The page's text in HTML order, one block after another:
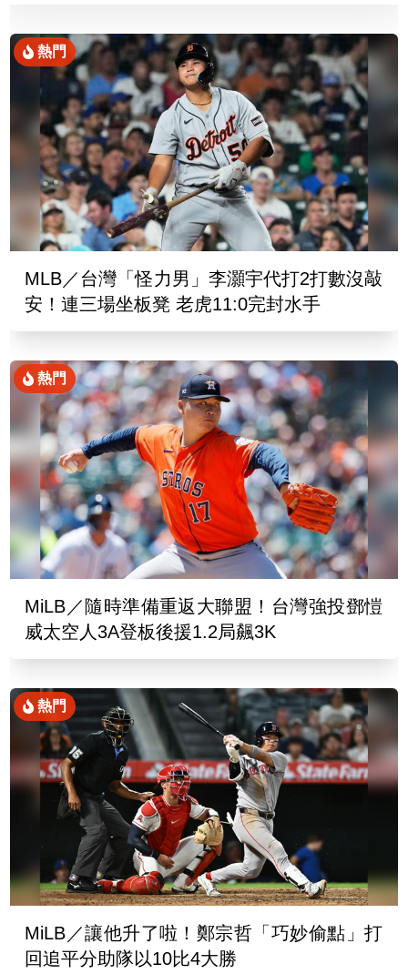
熱門
MLB／台灣「怪力男」李灝宇代打2打數沒敲
安！連三場坐板凳 老虎11:0完封水手
熱門
MiLB／隨時準備重返大聯盟！台灣強投鄧愷
威太空人3A登板後援1.2局飆3K
熱門
MiLB／讓他升了啦！鄭宗哲「巧妙偷點」打
回追平分助隊以10比4大勝